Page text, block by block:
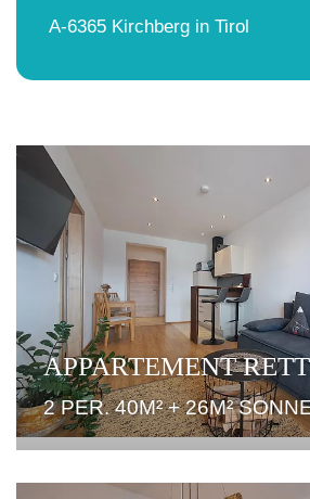
A-6365 Kirchberg in Tirol
APPARTEMENT
2 PER. 40M² + 26M²